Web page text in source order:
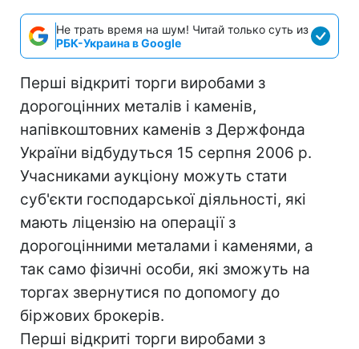
Не трать время на шум! Читай только суть из
РБК-Украина в Google
Перші відкриті торги виробами з
дорогоцінних металів і каменів,
напівкоштовних каменів з Держфонда
України відбудуться 15 серпня 2006 р.
Учасниками аукціону можуть стати
суб'єкти господарської діяльності, які
мають ліцензію на операції з
дорогоцінними металами і каменями, а
так само фізичні особи, які зможуть на
торгах звернутися по допомогу до
біржових брокерів.
Перші відкриті торги виробами з